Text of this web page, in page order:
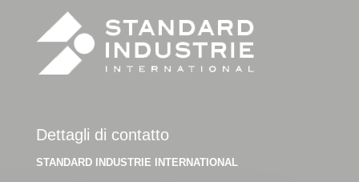
Dettagli di contatto
STANDARD INDUSTRIE INTERNATIONAL